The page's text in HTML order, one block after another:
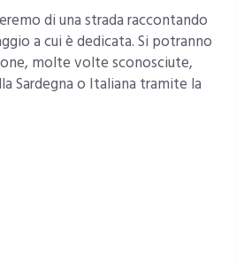
di una strada raccontando
a cui è dedicata. Si potranno
molte volte sconosciute,
Sardegna o Italiana tramite la